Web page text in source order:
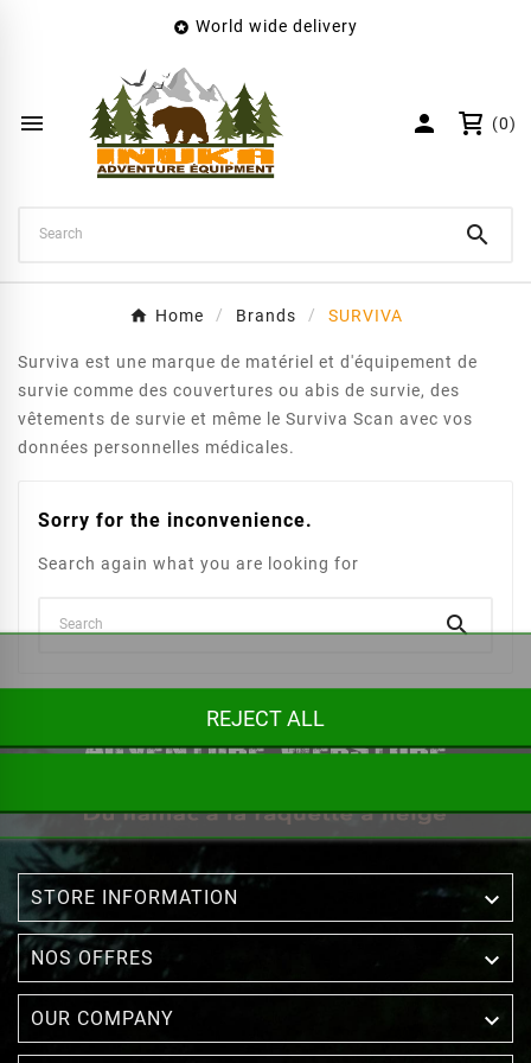
 World wide delivery
  (0)

Home Brands SURVIVA
Surviva est une marque de matériel et d'équipement de
survie comme des couvertures ou abis de survie, des
vêtements de survie et même le Surviva Scan avec vos
données personnelles médicales.
Sorry for the inconvenience.
Search again what you are looking for

STORE INFORMATION 
NOS OFFRES 
OUR COMPANY 
Wishlist name
REJECT ALL